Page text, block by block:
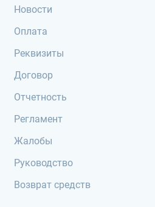
Новости
Оплата
Реквизиты
Договор
Отчетность
Регламент
Жалобы
Руководство
Возврат средств